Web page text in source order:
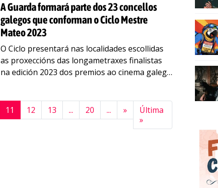
A Guarda formará parte dos 23 concellos
galegos que conforman o Ciclo Mestre
Mateo 2023
O Ciclo presentará nas localidades escollidas
as proxeccións das longametraxes finalistas
na edición 2023 dos premios ao cinema galego
11 12 13 ... 20 ... »
Última
»